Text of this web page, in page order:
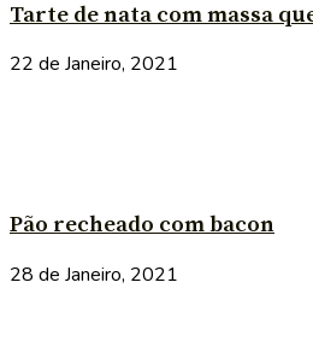
Tarte de nata com massa
22 de Janeiro, 2021
Pão recheado com bacon
28 de Janeiro, 2021